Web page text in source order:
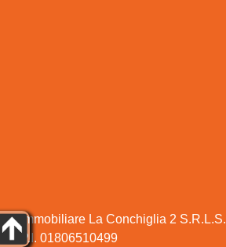
Immobiliare La Conchiglia 2 S.R.L.S.
P.I. 01806510499